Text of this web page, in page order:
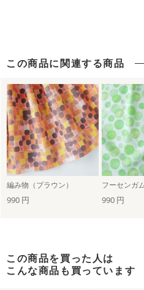
この商品に関連する商品
編み物（ブラウン） フーセンガ
990 円 990 円
この商品を買った人は
こんな商品も買っています